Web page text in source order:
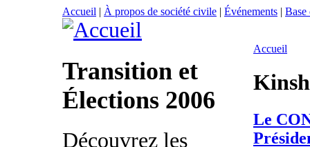
Accueil | À propos de société civile | Événements | Base
Transition et
Élections 2006
Découvrez les
Accueil
Le